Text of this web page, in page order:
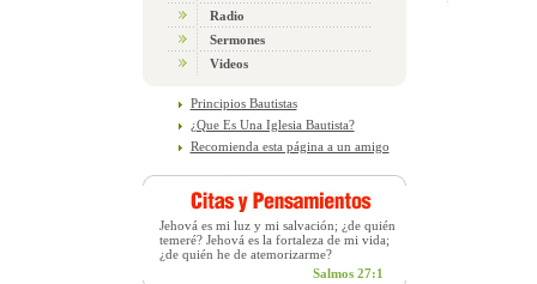
Radio
Sermones
Videos
Principios Bautistas
¿Que Es Una Iglesia Bautista?
Recomienda esta página a un amigo
Jehová es mi luz y mi salvación; ¿de quién
temeré? Jehová es la fortaleza de mi vida;
¿de quién he de atemorizarme?
Salmos 27:1